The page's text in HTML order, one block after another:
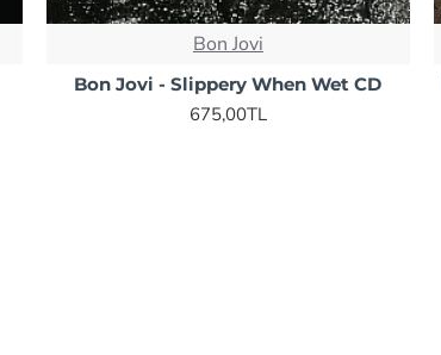
Bon Jovi
Bon Jovi - Slippery When Wet CD
675,00TL